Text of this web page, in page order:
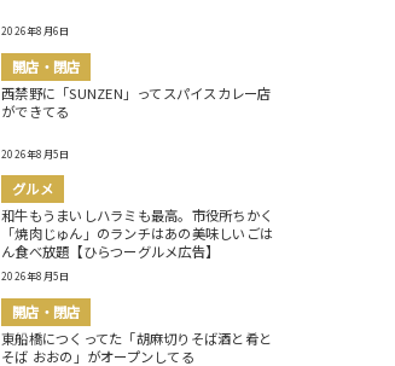
2026年8月6日
開店・閉店
西禁野に「SUNZEN」ってスパイスカレー店
ができてる
2026年8月5日
グルメ
和牛もうまいしハラミも最高。市役所ちかく
「焼肉じゅん」のランチはあの美味しいごは
ん食べ放題【ひらつーグルメ広告】
2026年8月5日
開店・閉店
東船橋につくってた「胡麻切りそば酒と肴と
そば おおの」がオープンしてる